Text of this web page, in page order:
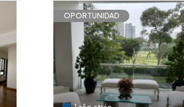
OPORTUNIDAD